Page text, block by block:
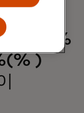
68%(%
)